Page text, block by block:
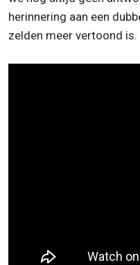
herinnering aan een
zelden meer vertoond is.